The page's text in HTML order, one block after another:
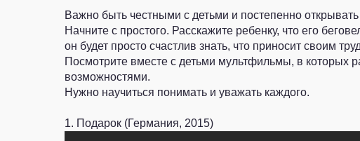
Важно быть честными с детьми и постепенно
Начните с простого. Расскажите ребенку, что его
он будет просто счастлив знать, что приносит своим
Посмотрите вместе с детьми мультфильмы, в которых
возможностями.
Нужно научиться понимать и уважать каждого.
1. Подарок (Германия, 2015)